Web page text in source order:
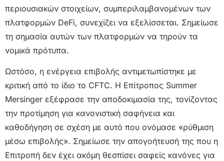
περιουσιακών στοιχείων, συμπεριλαμβανομένων των
πλατφορμών DeFi, συνεχίζει να εξελίσσεται. Σημείωσε
τη σημασία αυτών των πλατφορμών να τηρούν τα
νομικά πρότυπα.
Ωστόσο, η ενέργεια επιβολής αντιμετωπίστηκε με
κριτική από το ίδιο το CFTC. Η Επίτροπος Summer
Mersinger εξέφρασε την αποδοκιμασία της, τονίζοντας
την προτίμηση για κανονιστική σαφήνεια και
καθοδήγηση σε σχέση με αυτό που ονόμασε «ρύθμιση
μέσω επιβολής». Σημείωσε την απογοήτευσή της που η
Επιτροπή δεν έχει ακόμη θεσπίσει σαφείς κανόνες για